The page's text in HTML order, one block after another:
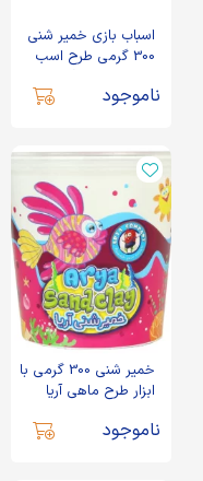
اسباب بازی خمیر شنی
300 گرمی طرح اسب
ناموجود
خمیر شنی 300 گرمی با
ابزار طرح ماهی آریا
ناموجود